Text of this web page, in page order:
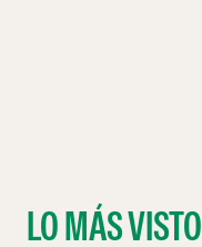
LO MÁS VISTO